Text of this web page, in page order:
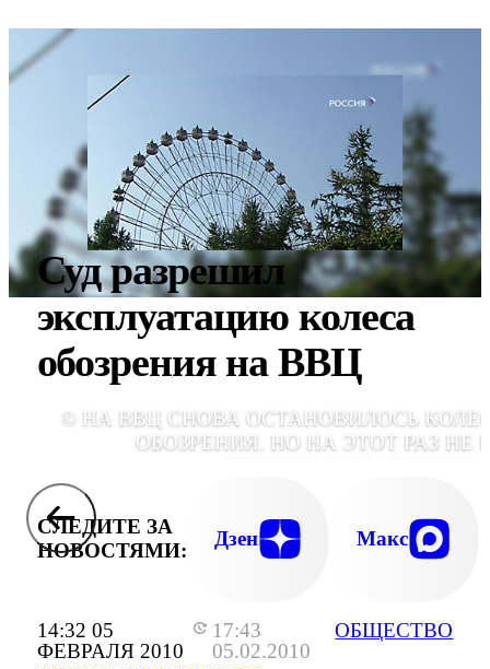
14:32 05
ФЕВРАЛЯ 2010
17:43
05.02.2010
ОБЩЕСТВО
Суд разрешил
эксплуатацию колеса
обозрения на ВВЦ
© НА ВВЦ СНОВА ОСТАНОВИЛОСЬ
ОБОЗРЕНИЯ. НО НА ЭТОТ РАЗ НЕ
СЛЕДИТЕ ЗА
НОВОСТЯМИ:
Дзен Макс